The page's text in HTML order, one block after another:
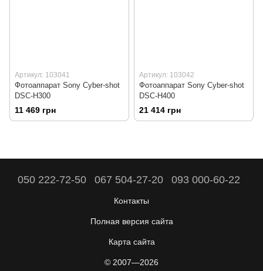
Артикул: 103041
Фотоаппарат Sony Cyber-shot
DSC-H300
11 469 грн
Артикул: 103042
Фотоаппарат Sony Cyber-shot
DSC-H400
21 414 грн
050 222-72-50 067 504-27-20 093 000-60-22
Контакты
Полная версия сайта
Карта сайта
© 2007—2026